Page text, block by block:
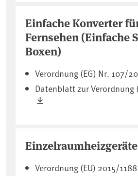
Einfache Konverter
Fernsehen (Einfache
Boxen)
Verordnung (EG) Nr. 107/
Datenblatt zur Verordnung
Einzelraumheizgeräte
Verordnung (EU) 2015/1188